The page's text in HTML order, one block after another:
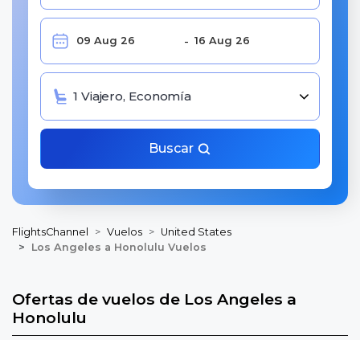
1 Viajero, Economía
Buscar
FlightsChannel Vuelos
United States
Los Angeles a Honolulu Vuelos
Ofertas de vuelos de Los Angeles a
Honolulu